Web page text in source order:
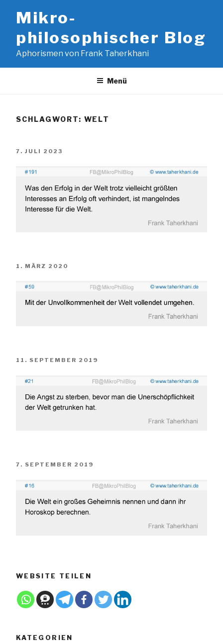
InhaltMikro-
philosophischer Blog
Aphorismen von Frank Taherkhani
Menü
SCHLAGWORT: WELT
VERÖFFENTLICHT
7. JULI 2023
VERÖFFENTLICHT
1. MÄRZ 2020
VERÖFFENTLICHT
11. SEPTEMBER 2019
VERÖFFENTLICHT
7. SEPTEMBER 2019
WEBSITE TEILEN
KATEGORIEN